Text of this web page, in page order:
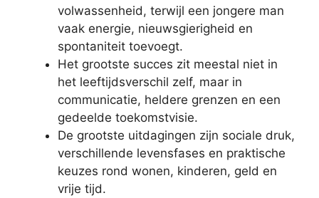
volwassenheid, terwijl een jongere man
vaak energie, nieuwsgierigheid en
spontaniteit toevoegt.
Het grootste succes zit meestal niet in
het leeftijdsverschil zelf, maar in
communicatie, heldere grenzen en een
gedeelde toekomstvisie.
De grootste uitdagingen zijn sociale druk,
verschillende levensfases en praktische
keuzes rond wonen, kinderen, geld en
vrije tijd.